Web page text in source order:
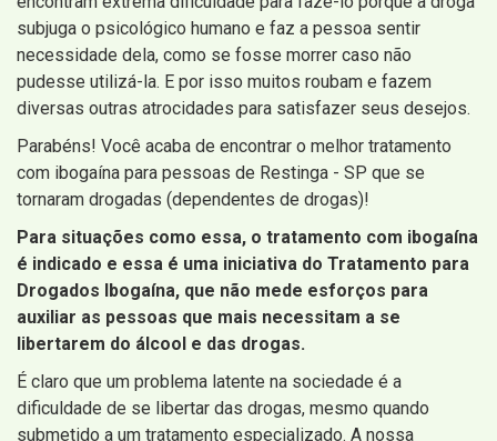
subjuga o psicológico humano e faz a pessoa sentir
necessidade dela, como se fosse morrer caso não
pudesse utilizá-la. E por isso muitos roubam e fazem
diversas outras atrocidades para satisfazer seus desejos.
Parabéns! Você acaba de encontrar o melhor tratamento
com ibogaína para pessoas de Restinga - SP que se
tornaram drogadas (dependentes de drogas)!
Para situações como essa, o tratamento com ibogaína
é indicado e essa é uma iniciativa do Tratamento para
Drogados Ibogaína, que não mede esforços para
auxiliar as pessoas que mais necessitam a se
libertarem do álcool e das drogas.
É claro que um problema latente na sociedade é a
dificuldade de se libertar das drogas, mesmo quando
submetido a um tratamento especializado. A nossa